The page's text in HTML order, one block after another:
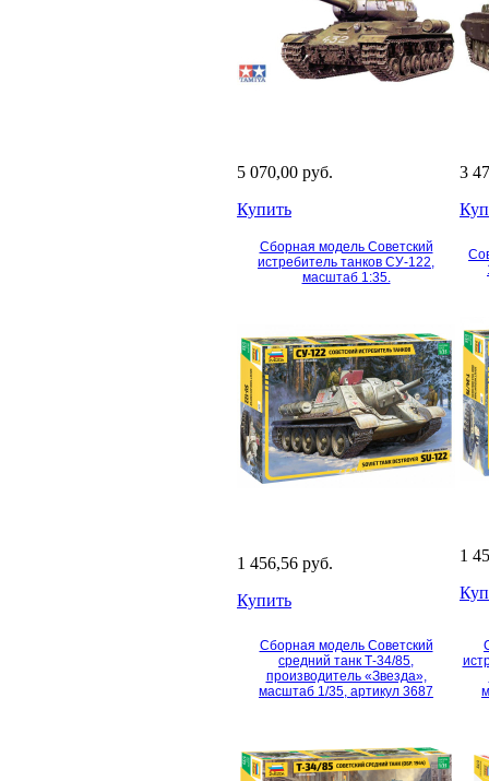
5 070,00 руб.
Купить
3
Сборная модель Советский
истребитель танков СУ-122,
масштаб 1:35.
1 456,56 руб.
Купить
1
Сборная модель Советский
средний танк Т-34/85,
производитель «Звезда»,
масштаб 1/35, артикул 3687